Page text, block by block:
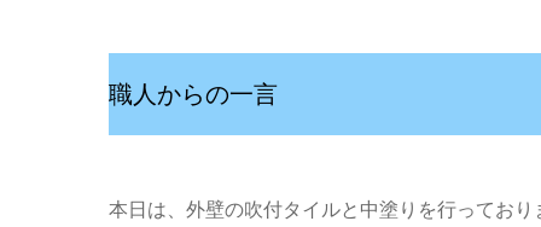
職人からの一言
本日は、外壁の吹付タイルと中塗りを行っており